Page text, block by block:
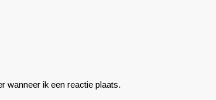
wanneer ik een reactie plaats.